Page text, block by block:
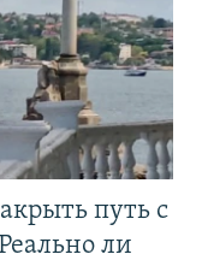
путь с
ли